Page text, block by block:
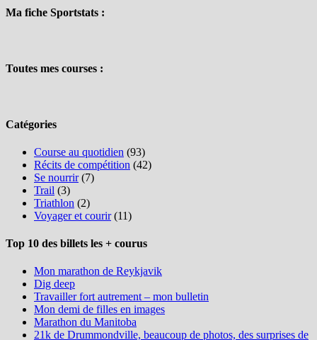
Ma fiche Sportstats :
Toutes mes courses :
Catégories
Course au quotidien (93)
Récits de compétition (42)
Se nourrir(7)
Trail (3)
Triathlon (2)
Voyager et courir(11)
Top 10 des billets les + courus
Mon marathon de Reykjavik
Dig deep
Travailler fort autrement – mon bulletin
Mon demi de filles en images
Marathon du Manitoba
21k de Drummondville, beaucoup de photos, des surprises de